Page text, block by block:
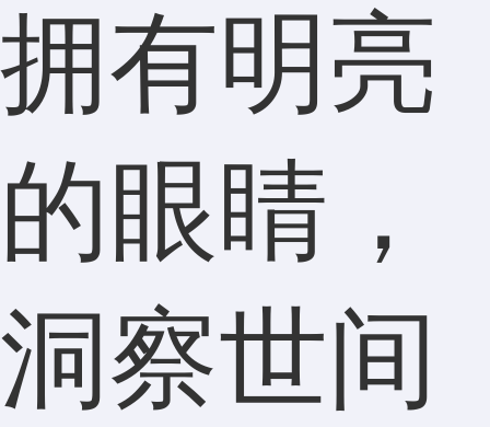
拥有明亮
的眼睛，
洞察世间